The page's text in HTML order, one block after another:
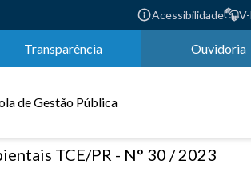
Acessibilidade
Transparência Ouvidoria
de Gestão Pública
TCE/PR - N° 30 / 2023